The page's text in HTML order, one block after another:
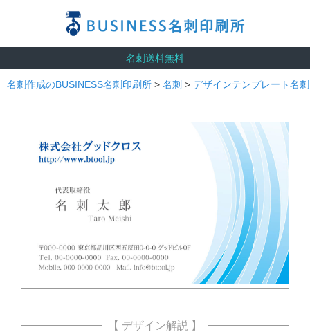
名刺送料無料
名刺作成のBUSINESS名刺印刷所 > 名刺 > デザインテンプレート名刺
【 デザイン解説 】